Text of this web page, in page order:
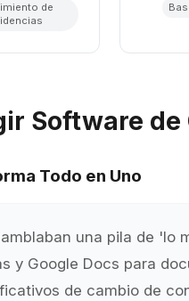
de
Software de
Todo en Uno
una pila de 'lo
y Google Docs para
de cambio de